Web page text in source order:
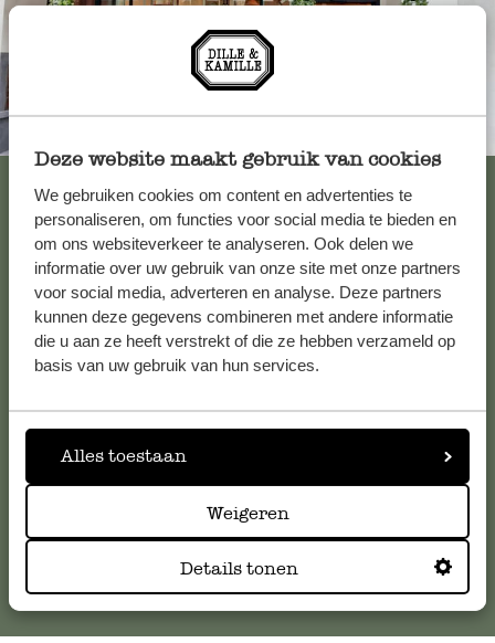
Deze website maakt gebruik van cookies
We gebruiken cookies om content en advertenties te
personaliseren, om functies voor social media te bieden en
om ons websiteverkeer te analyseren. Ook delen we
informatie over uw gebruik van onze site met onze partners
voor social media, adverteren en analyse. Deze partners
kunnen deze gegevens combineren met andere informatie
die u aan ze heeft verstrekt of die ze hebben verzameld op
basis van uw gebruik van hun services.
Alles toestaan
Weigeren
Details tonen
Service clientèle
Pour toute question ou demande de conseil ou d’aide,
veuillez contacter notre service clientèle. Ou retrouvez ici
serviceclientele@dille-kamille.com